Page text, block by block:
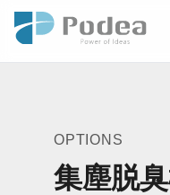
OPTIONS
集塵脱